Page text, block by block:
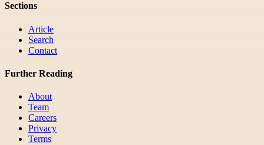
Sections
Article
Search
Contact
Further Reading
About
Team
Careers
Privacy
Terms